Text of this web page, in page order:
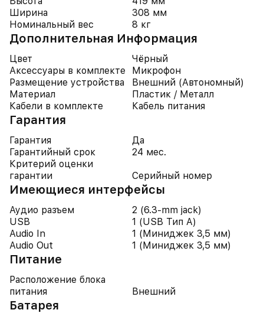
Ширина
308 мм
Номинальный вес
8 кг
Дополнительная Информация
Цвет
Чёрный
Аксессуары в комплекте
Микрофон
Размещение устройства
Внешний (Автономный)
Материал
Пластик / Металл
Кабели в комплекте
Кабель питания
Гарантия
Гарантия
Да
Гарантийный срок
24 мес.
Критерий оценки
гарантии
Серийный номер
Имеющиеся интерфейсы
Аудио разъем
2 (6.3-mm jack)
USB
1 (USB Тип A)
Audio In
1 (Миниджек 3,5 мм)
Audio Out
1 (Миниджек 3,5 мм)
Питание
Расположение блока
питания
Внешний
Батарея